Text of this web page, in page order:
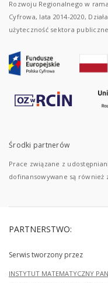
Rozwoju Regionalnego w
Cyfrowa, lata 2014-2020,
użyteczność sektora
Środki partnerów
Prace związane z
dofinansowywane są również
PARTNERSTWO:
Serwis tworzony przez
INSTYTUT MATEMATYCZNY PAN